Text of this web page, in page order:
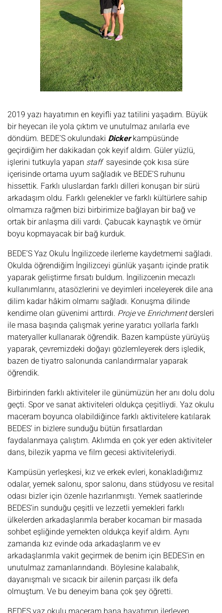
2019 yazı hayatımın en keyifli yaz tatilini yaşadım. Büyük
bir heyecan ile yola çıktım ve unutulmaz anılarla eve
döndüm. BEDE’S okulundaki Dickerkampüsünde
geçirdiğim her dakikadan çok keyif aldım. Güler yüzlü,
işlerini tutkuyla yapan staffsayesinde çok kısa süre
içerisinde ortama uyum sağladık ve BEDE’S ruhunu
hissettik. Farklı uluslardan farklı dilleri konuşan bir sürü
arkadaşım oldu. Farklı gelenekler ve farklı kültürlere sahip
olmamıza rağmen bizi birbirimize bağlayan bir bağ ve
ortak bir anlaşma dili vardı. Çabucak kaynaştık ve ömür
boyu kopmayacak bir bağ kurduk.
BEDE’S Yaz Okulu İngilizcede ilerleme kaydetmemi sağladı.
Okulda öğrendiğim İngilizceyi günlük yaşantı içinde pratik
yaparak geliştirme fırsatı buldum. İngilizcenin mecazlı
kullanımlarını, atasözlerini ve deyimleri inceleyerek dile ana
dilim kadar hâkim olmamı sağladı. Konuşma dilinde
kendime olan güvenimi arttırdı. Projeve Enrichmentdersleri
ile masa başında çalışmak yerine yaratıcı yollarla farklı
materyaller kullanarak öğrendik. Bazen kampüste yürüyüş
yaparak, çevremizdeki doğayı gözlemleyerek ders işledik,
bazen de tiyatro salonunda canlandırmalar yaparak
öğrendik.
Birbirinden farklı aktiviteler ile günümüzün her anı dolu dolu
geçti. Spor ve sanat aktiviteleri oldukça çeşitliydi. Yaz okulu
maceram boyunca olabildiğince farklı aktivitelere katılarak
BEDES’ in bizlere sunduğu bütün fırsatlardan
faydalanmaya çalıştım. Aklımda en çok yer eden aktiviteler
dans, bilezik yapma ve film gecesi aktiviteleriydi.
Kampüsün yerleşkesi, kız ve erkek evleri, konakladığımız
odalar, yemek salonu, spor salonu, dans stüdyosu ve resital
odası bizler için özenle hazırlanmıştı. Yemek saatlerinde
BEDES’in sunduğu çeşitli ve lezzetli yemekleri farklı
ülkelerden arkadaşlarımla beraber kocaman bir masada
sohbet eşliğinde yemekten oldukça keyif aldım. Aynı
zamanda kız evinde oda arkadaşlarım ve ev
arkadaşlarımla vakit geçirmek de benim için BEDES’in en
unutulmaz zamanlarındandı. Böylesine kalabalık,
dayanışmalı ve sıcacık bir ailenin parçası ilk defa
olmuştum. Ve bu deneyim bana çok şey öğretti.